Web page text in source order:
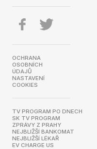
OCHRANA
OSOBNÍCH
ÚDAJŮ
NASTAVENÍ
COOKIES
TV PROGRAM PO DNECH
SK TV PROGRAM
ZPRÁVY Z PRAHY
NEJBLIŽŠÍ BANKOMAT
NEJBLIŽŠÍ LÉKAŘ
EV CHARGE US